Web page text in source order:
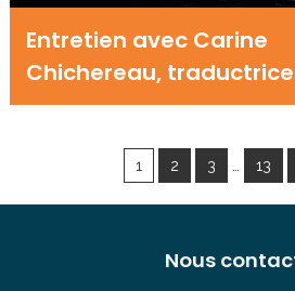
Entretien avec Carine
Chichereau,
1 2 3 13
Nous